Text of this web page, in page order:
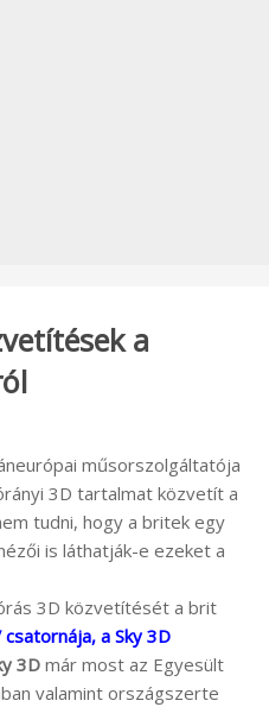
a
műsorszolgáltatója
3D tartalmat közvetít a
tudni, hogy a britek egy
is láthatják-e ezeket a
3D közvetítését a brit
a Sky 3D
3D már most az Egyesült
valamint országszerte